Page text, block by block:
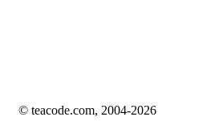
© teacode.com, 2004-2026